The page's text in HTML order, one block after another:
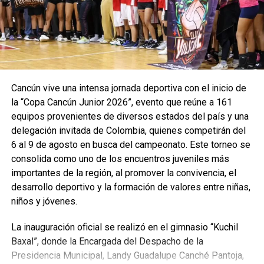
Fuente: 5to Poder Agencia de Noticias
Recibe las noticias al instante
Únete al canal oficial de WhatsApp de
Quinto Poder
y recibe las noticias más
importantes de Quintana Roo directamente
en tu teléfono.
Unirme al canal de WhatsApp
Cancún vive una intensa jornada deportiva con el inicio de
la “Copa Cancún Junior 2026”, evento que reúne a 161
equipos provenientes de diversos estados del país y una
delegación invitada de Colombia, quienes competirán del
6 al 9 de agosto en busca del campeonato. Este torneo se
consolida como uno de los encuentros juveniles más
importantes de la región, al promover la convivencia, el
desarrollo deportivo y la formación de valores entre niñas,
niños y jóvenes.
La inauguración oficial se realizó en el gimnasio “Kuchil
Baxal”, donde la Encargada del Despacho de la
Presidencia Municipal, Landy Guadalupe Canché Pantoja,